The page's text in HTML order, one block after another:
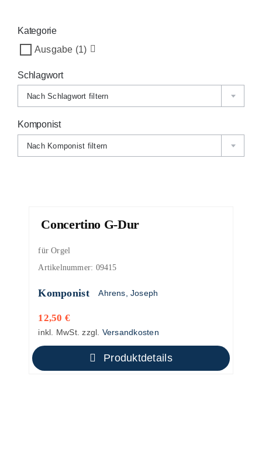
Concertino G-Dur
für Orgel
Artikelnummer: 09415
Komponist Ahrens, Joseph
12,50 €
inkl. MwSt. zzgl. Versandkosten
Produktdetails
Kategorie
Ausgabe (1)
Schlagwort
Nach Schlagwort filtern
Komponist
Nach Komponist filtern